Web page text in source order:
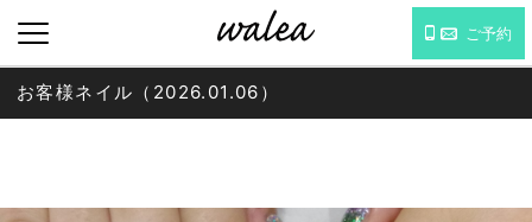
ご予約
お客様ネイル（2026.01.06）